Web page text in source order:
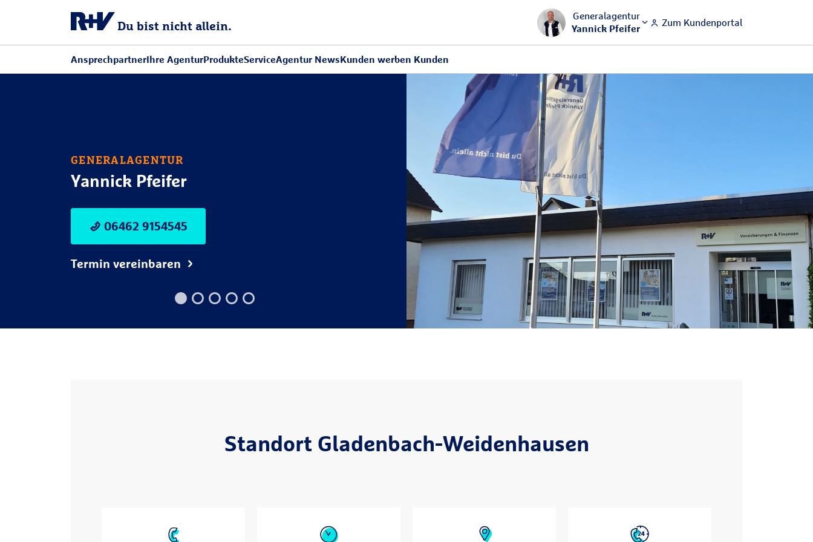
Du bist nicht allein.
Generalagentur
Yannick Pfeifer
Zum Kundenportal
AnsprechpartnerIhre AgenturProdukteServiceAgentur NewsKunden werben Kunden
GENERALAGENTUR
Yannick Pfeifer
06462 9154545
Termin vereinbaren
Standort Gladenbach-Weidenhausen
Verfügbarkeiten Besuchszeiten Wegbeschreibung Service-Nummern